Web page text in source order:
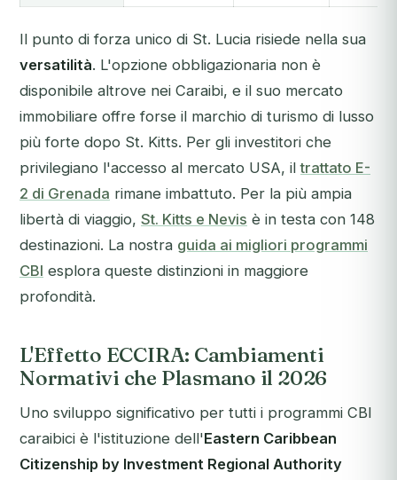
Il punto di forza unico di St. Lucia risiede nella sua
versatilità. L'opzione obbligazionaria non è
disponibile altrove nei Caraibi, e il suo mercato
immobiliare offre forse il marchio di turismo di lusso
più forte dopo St. Kitts. Per gli investitori che
privilegiano l'accesso al mercato USA, iltrattato E-
2 di Grenada rimane imbattuto. Per la più ampia
libertà di viaggio, St. Kitts e Nevis è in testa con 148
destinazioni. La nostra guida ai migliori programmi
CBI esplora queste distinzioni in maggiore
profondità.
L'Effetto ECCIRA: Cambiamenti
Normativi che Plasmano il 2026
Uno sviluppo significativo per tutti i programmi CBI
caraibici è l'istituzione dell'Eastern Caribbean
Citizenship by Investment Regional Authority